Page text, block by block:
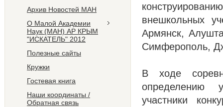
Архив Новостей МАН
О Малой Академии
Наук (МАН) АР КРЫМ
"ИСКАТЕЛЬ" 2012
Полезные сайты
Кружки
Гостевая книга
Наши координаты /
Обратная связь
внешкольных
Армянск,
Симферополь,
В ходе
определению
участники